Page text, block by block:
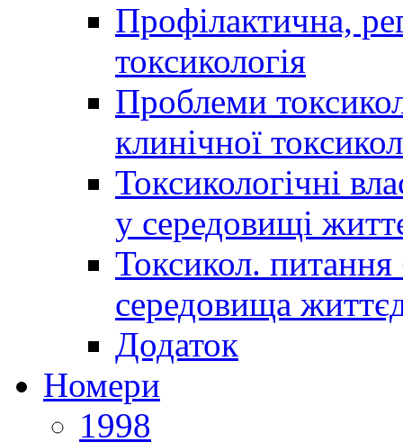
Профілактична,
токсикологія
Проблеми
клинічної
Токсикологічні
у середовищі
Токсикол. питання
середовища
Додаток
Номери
1998